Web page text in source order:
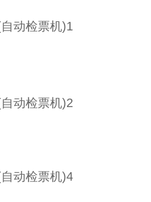
动检票机)1
动检票机)2
动检票机)4